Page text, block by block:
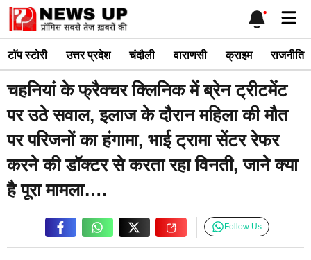
Skip
content
टाॅप स्टोरी उत्तर प्रदेश चंदौली वाराणसी क्राइम राजनीति
चहनियां के फ्रैक्चर क्लिनिक में ब्रेन ट्रीटमेंट
पर उठे सवाल, इलाज के दौरान महिला की मौत
पर परिजनों का हंगामा, भाई ट्रामा सेंटर रेफर
करने की डॉक्टर से करता रहा विनती, जाने क्या
है पूरा मामला….
Follow Us